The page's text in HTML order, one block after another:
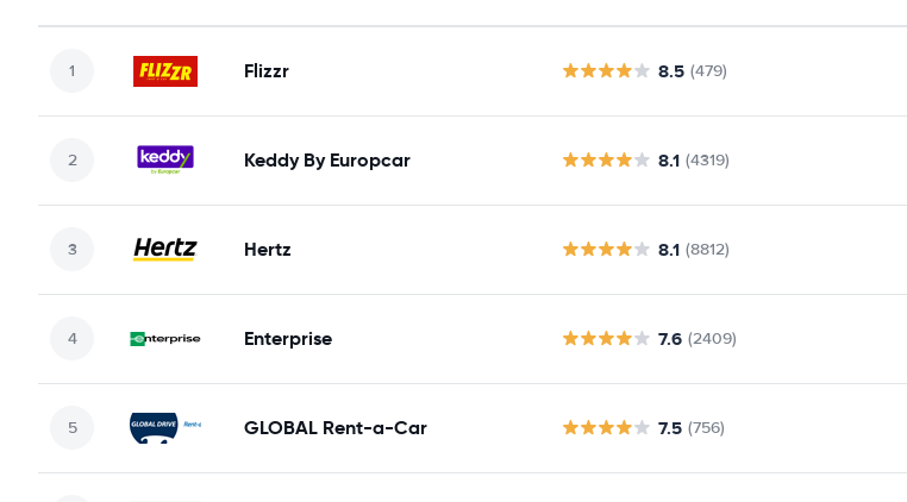
Flizzr 8.5 (479)
Keddy By Europcar 8.1 (4319)
Hertz 8.1 (8812)
Enterprise 7.6 (2409)
GLOBAL Rent-a-Car 7.5 (756)